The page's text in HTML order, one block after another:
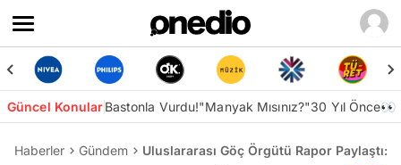
Güncel KonularBastonla Vurdu!"Manyak Mısınız?"30 Yıl Önce👀
Haberler Gündem Uluslararası Göç Örgütü Rapor Paylaştı: